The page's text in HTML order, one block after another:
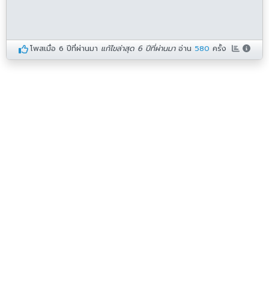
โพสเมื่อ6 ปีที่ผ่านมา แก้ไขล่าสุด 6 ปีที่ผ่านมาอ่าน 580 ครั้ง